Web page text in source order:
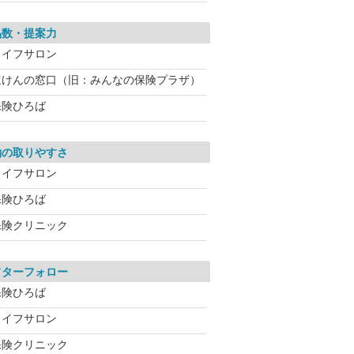
・提案力
フサロン
んの窓口（旧：みんなの保険プラザ）
ひろば
取りやすさ
フサロン
ひろば
クリニック
ーフォロー
ひろば
フサロン
クリニック